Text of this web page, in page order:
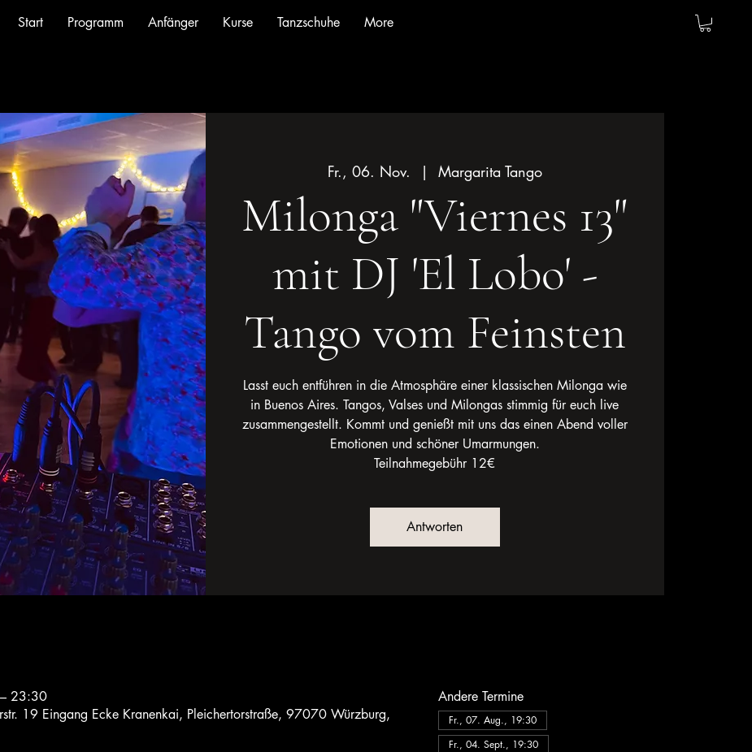
Start Programm Anfänger Kurse Tanzschuhe More
Fr., 06. Nov.
  |
Margarita Tango
Milonga "Viernes 13"
mit DJ 'El Lobo' -
Tango vom Feinsten
Lasst euch entführen in die Atmosphäre einer klassischen Milonga wie
in Buenos Aires. Tangos, Valses und Milongas stimmig für euch live
zusammengestellt. Kommt und genießt mit uns das einen Abend voller
Emotionen und schöner Umarmungen.
Teilnahmegebühr 12€
Antworten
23:30
19 Eingang Ecke Kranenkai, Pleichertorstraße, 97070 Würzburg,
Andere Termine
Fr., 07. Aug., 19:30
Fr., 04. Sept., 19:30